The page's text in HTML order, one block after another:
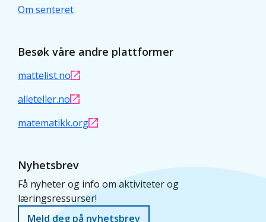
Om senteret
Besøk våre andre plattformer
mattelist.no
alleteller.no
matematikk.org
Nyhetsbrev
Få nyheter og info om aktiviteter og
læringsressurser!
Meld deg på nyhetsbrev